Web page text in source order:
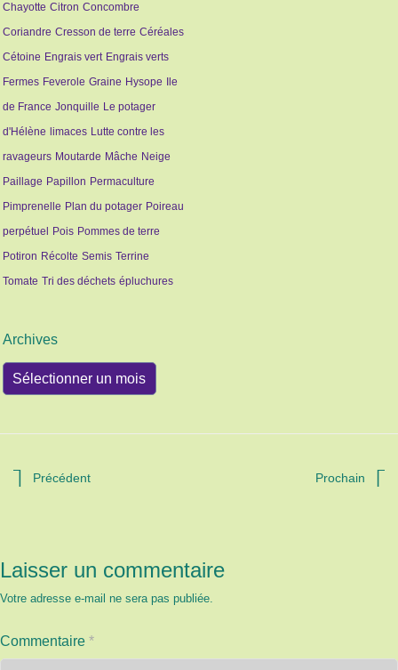
Chayotte Citron Concombre
Coriandre Cresson de terre Céréales
Cétoine Engrais vert Engrais verts
Fermes Feverole Graine Hysope
Ile
de France Jonquille Le potager
d'Hélène limaces Lutte contre les
ravageurs Moutarde Mâche Neige
Paillage Papillon Permaculture
Pimprenelle Plan du potager Poireau
perpétuel
Pois Pommes de terre
Potiron Récolte Semis Terrine
Tomate Tri des déchets épluchures
Archives
Archives
Précédent Prochain
Laisser un commentaire
Votre adresse e-mail ne sera pas publiée.
Commentaire *